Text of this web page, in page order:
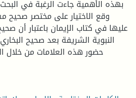
بهذه الأهمية جاءت الرغبة في
وقع الاختيار على مختصر صحيح
عليها في كتاب الإيمان باعتبار أن
النبوية الشريفة بعد صحيح
حضور هذه العلامات من خلال